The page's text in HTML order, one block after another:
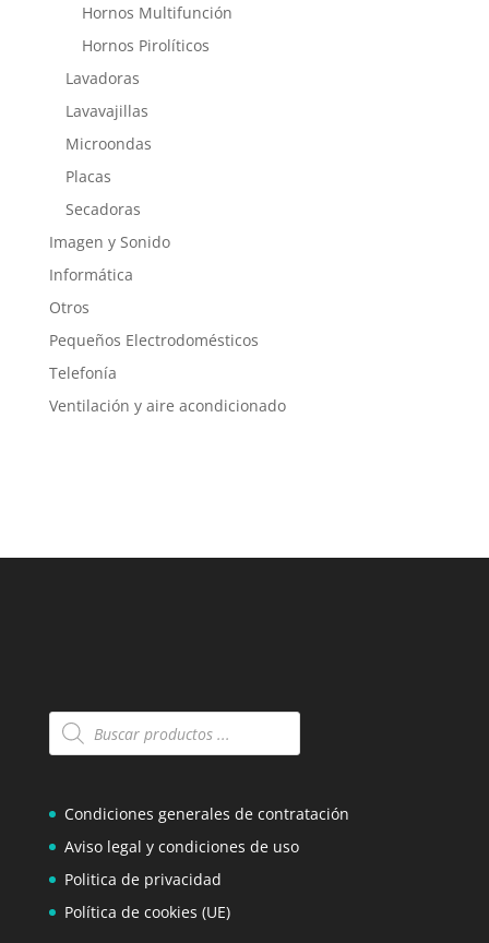
Hornos Multifunción
Hornos Pirolíticos
Lavadoras
Lavavajillas
Microondas
Placas
Secadoras
Imagen y Sonido
Informática
Otros
Pequeños Electrodomésticos
Telefonía
Ventilación y aire acondicionado
Búsqueda
de
Condiciones generales de contratación
Aviso legal y condiciones de uso
Politica de privacidad
Política de cookies (UE)